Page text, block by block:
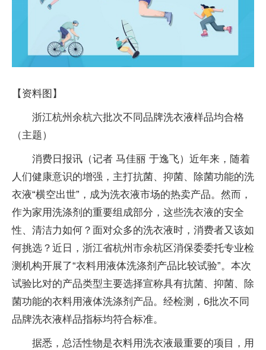
【资料图】
浙江杭州余杭六批次不同品牌洗衣液样品均合格
（主题）
消费日报讯（记者 马佳丽 于逸飞）近年来，随着
人们健康意识的增强，主打抗菌、抑菌、除菌功能的洗
衣液“横空出世”，成为洗衣液市场的热卖产品。然而，
作为家用洗涤剂的重要组成部分，这些洗衣液的安全
性、清洁力如何？面对众多的洗衣液时，消费者又该如
何挑选？近日，浙江省杭州市余杭区消保委委托专业检
测机构开展了“衣料用液体洗涤剂产品比较试验”。本次
试验比对的产品类型主要选择宣称具有抗菌、抑菌、除
菌功能的衣料用液体洗涤剂产品。经检测，6批次不同
品牌洗衣液样品指标均符合标准。
据悉，总活性物是衣料用洗衣液最重要的项目，用